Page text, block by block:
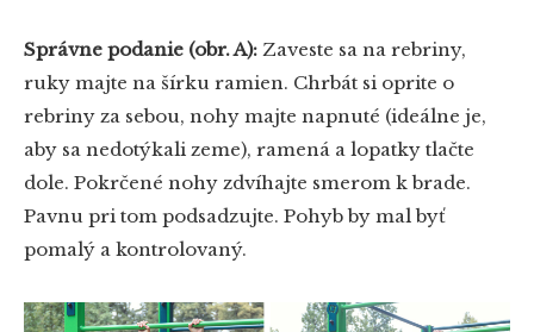
Správne podanie (obr. A): Zaveste sa na rebriny,
ruky majte na šírku ramien. Chrbát si oprite o
rebriny za sebou, nohy majte napnuté (ideálne je,
aby sa nedotýkali zeme), ramená a lopatky tlačte
dole. Pokrčené nohy zdvíhajte smerom k brade.
Pavnu pri tom podsadzujte. Pohyb by mal byť
pomalý a kontrolovaný.